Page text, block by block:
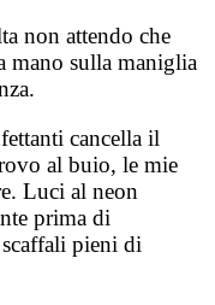
non attendo che
mano sulla maniglia
cancella il
al buio, le mie
Luci al neon
prima di
pieni di